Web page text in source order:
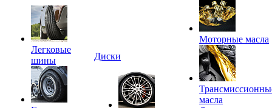
Легковые
шины
Диски
Моторные масла
масла